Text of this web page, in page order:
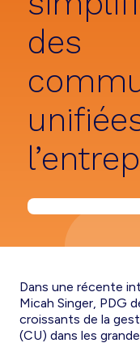
des
Dans une récente
Micah Singer, PDG
croissants de la
(CU) dans les